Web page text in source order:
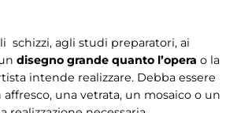
schizzi, agli studi preparatori, ai
disegno grande quanto l’opera o la
intende realizzare. Debba essere
una vetrata, un mosaico o un